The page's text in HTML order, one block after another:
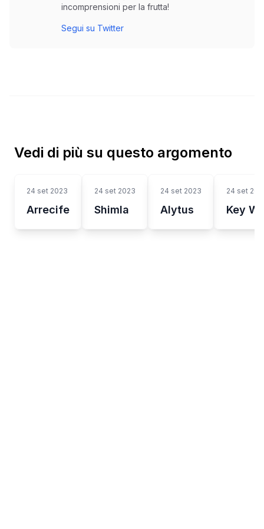
incomprensioni per la frutta!
Segui su Twitter
Vedi di più su questo argomento
24 set 2023
Arrecife
24 set 2023
Shimla
24 set 2023
Alytus
24 set
Key